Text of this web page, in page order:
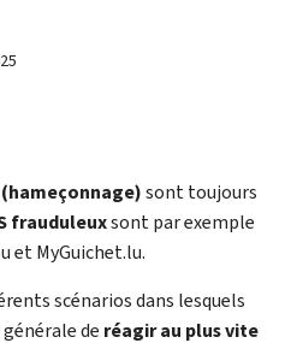
(hameçonnage)sont toujours
frauduleuxsont par exemple
etMyGuichet.lu.
scénarios dans lesquels
de réagir au plus vite